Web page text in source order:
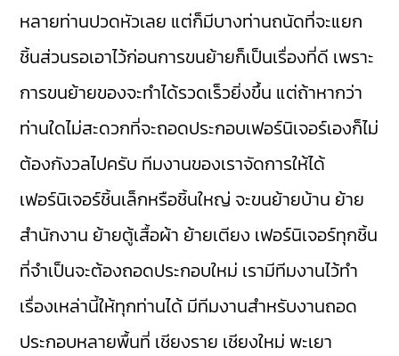
หลายท่านปวดหัวเลย แต่ก็มีบางท่านถนัดที่จะแยก
ชิ้นส่วนรอเอาไว้ก่อนการขนย้ายก็เป็นเรื่องที่ดี เพราะ
การขนย้ายของจะทำได้รวดเร็วยิ่งขึ้น แต่ถ้าหากว่า
ท่านใดไม่สะดวกที่จะถอดประกอบเฟอร์นิเจอร์เองก็ไม่
ต้องกังวลไปครับ ทีมงานของเราจัดการให้ได้
เฟอร์นิเจอร์ชิ้นเล็กหรือชิ้นใหญ่ จะขนย้ายบ้าน ย้าย
สำนักงาน ย้ายตู้เสื้อผ้า ย้ายเตียง เฟอร์นิเจอร์ทุกชิ้น
ที่จำเป็นจะต้องถอดประกอบใหม่ เรามีทีมงานไว้ทำ
เรื่องเหล่านี้ให้ทุกท่านได้ มีทีมงานสำหรับงานถอด
ประกอบหลายพื้นที่ เชียงราย เชียงใหม่ พะเยา